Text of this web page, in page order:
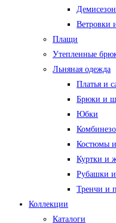
Ветровки
Плащи
Утепленные
Льняная одежда
Платья и
Брюки и
Юбки
Костюмы
Куртки и
Рубашки
Тренчи и
Коллекции
Каталоги